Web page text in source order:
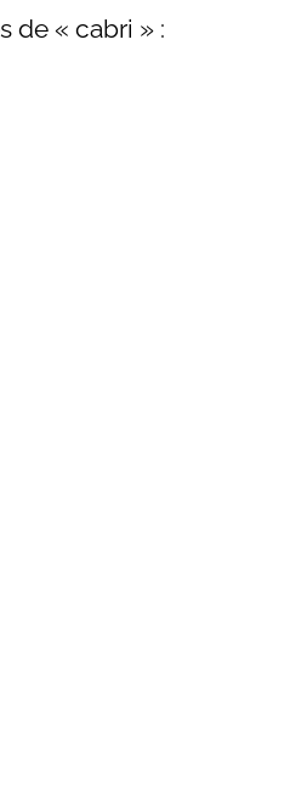
de « cabri » :